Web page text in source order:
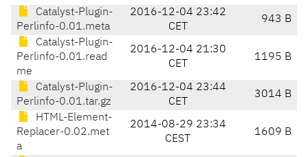
Catalyst-Plugin-
Perlinfo-0.01.meta
2016-12-04 23:42
CET
943 B
Catalyst-Plugin-
Perlinfo-0.01.read
me
2016-12-04 21:30
CET
1195 B
Catalyst-Plugin-
Perlinfo-0.01.tar.gz
2016-12-04 23:44
CET
3014 B
HTML-Element-
Replacer-0.02.met
a
2014-08-29 23:34
CEST
1609 B